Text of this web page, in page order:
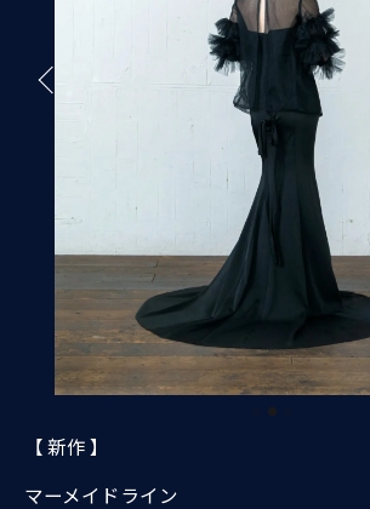
【 新作 】
マーメイドライン